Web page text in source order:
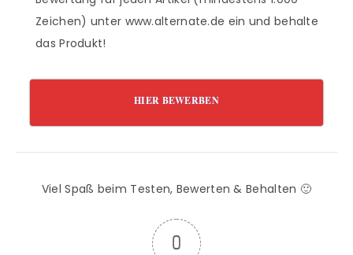
Zeichen) unter www.alternate.de ein und behalte
das Produkt!
HIER BEWERBEN
Viel Spaß beim Testen, Bewerten & Behalten 🙂
0